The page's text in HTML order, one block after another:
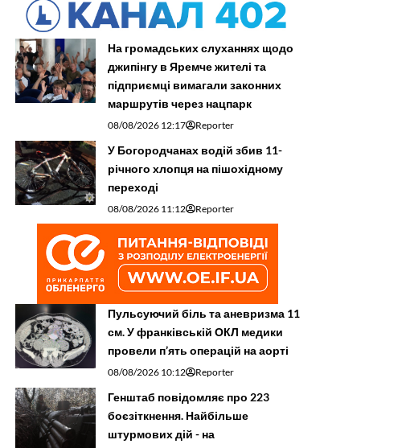
На громадських слуханнях щодо
джипінгу в Яремче житeлі та
підприємці вимагали законних
маршрутів через нацпарк
08/08/2026 12:17 Reporter
У Богородчанах водій збив 11-
річного хлопця на пішохідному
переході
08/08/2026 11:12 Reporter
Пульсуючий біль та аневризма 11
см. У франківській ОКЛ медики
провели п’ять операцій на аорті
08/08/2026 10:12 Reporter
Генштаб повідомляє про 223
боєзіткнення. Найбільше
штурмових дій - на